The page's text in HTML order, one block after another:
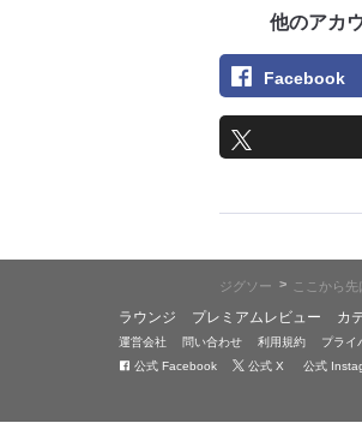
他のアカ
Facebook
ジグソー > ここから先
ラウンジ プレミアムレビュー カ
運営会社 問い合わせ 利用規約 プライ
公式 Facebook
公式 X 公式